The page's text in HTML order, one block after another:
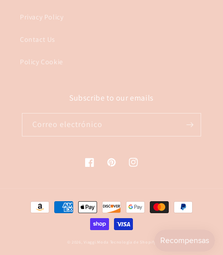
Privacy Policy
Contact Us
Policy Cookie
Subscribe to our emails
Correo electrónico
FacebookPinterestInstagram
Formas
© 2026,Viaggi.Moda Tecnología de Shopify